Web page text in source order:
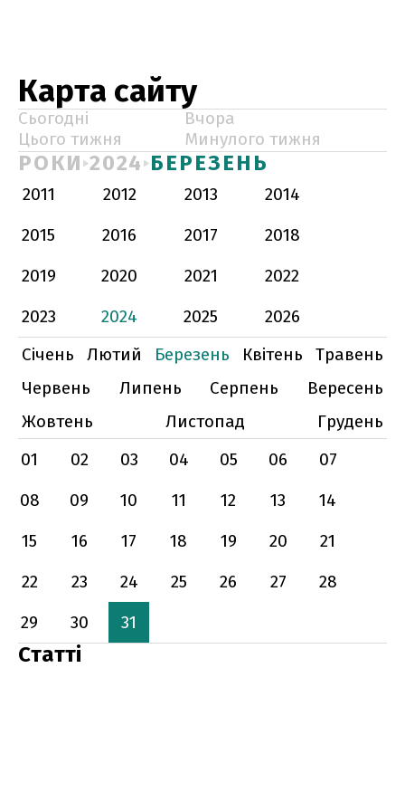
Карта сайту
Сьогодні
Вчора
Цього тижня
Минулого тижня
РОКИ 2024 БЕРЕЗЕНЬ
2011 2012 2013
2014
2015
2016 2017
2018
2019
2020 2021
2022
2023
2024 2025
2026
Січень
Лютий Березень Квітень
Травень
Червень
Липень Серпень
Вересень
Жовтень
Листопад
Грудень
01
02 03 04 05 06
07
08
09 10 11 12 13
14
15
16 17 18 19 20
21
22
23 24 25 26 27
28
29
30 31
Статті